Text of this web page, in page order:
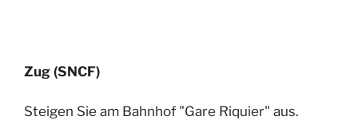
Zug (SNCF)
Steigen Sie am Bahnhof "Gare Riquier" aus.